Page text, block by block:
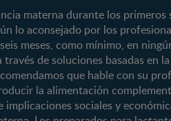
Nutrición
Salud
Maternidad
Paternidad
Vida en familia
materna durante los
lo aconsejado por los
meses, como mínimo, en
de soluciones basadas en
que hable con su
la alimentación
sociales y